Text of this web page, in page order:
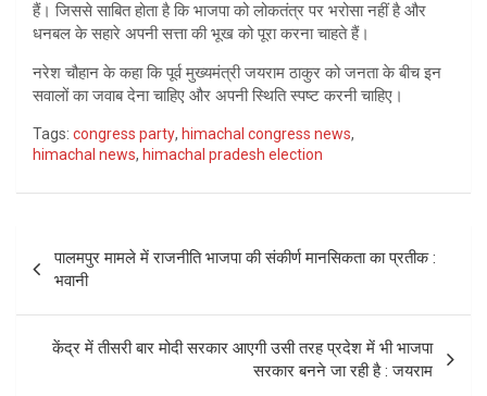
हैं। जिससे साबित होता है कि भाजपा को लोकतंत्र पर भरोसा नहीं है और
धनबल के सहारे अपनी सत्ता की भूख को पूरा करना चाहते हैं।
नरेश चौहान के कहा कि पूर्व मुख्यमंत्री जयराम ठाकुर को जनता के बीच इन
सवालों का जवाब देना चाहिए और अपनी स्थिति स्पष्ट करनी चाहिए।
Tags: congress party, himachal congress news,
himachal news, himachal pradesh election
navigation
पालमपुर मामले में राजनीति भाजपा की संकीर्ण मानसिकता का प्रतीक :
भवानी
केंद्र में तीसरी बार मोदी सरकार आएगी उसी तरह प्रदेश में भी भाजपा
सरकार बनने जा रही है : जयराम